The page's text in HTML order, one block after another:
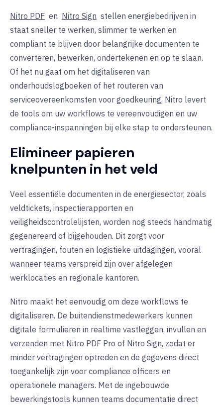
Nitro PDF en Nitro Sign stellen energiebedrijven in
staat sneller te werken, slimmer te werken en
compliant te blijven door belangrijke documenten te
converteren, bewerken, ondertekenen en op te slaan.
Of het nu gaat om het digitaliseren van
onderhoudslogboeken of het routeren van
serviceovereenkomsten voor goedkeuring, Nitro levert
de tools om uw workflows te vereenvoudigen en uw
compliance-inspanningen bij elke stap te ondersteunen.
Elimineer papieren
knelpunten in het veld
Veel essentiële documenten in de energiesector, zoals
veldtickets, inspectierapporten en
veiligheidscontrolelijsten, worden nog steeds handmatig
gegenereerd of bijgehouden. Dit zorgt voor
vertragingen, fouten en logistieke uitdagingen, vooral
wanneer teams verspreid zijn over afgelegen
werklocaties en regionale kantoren.
Nitro maakt het eenvoudig om deze workflows te
digitaliseren. De buitendienstmedewerkers kunnen
digitale formulieren in realtime vastleggen, invullen en
verzenden met Nitro PDF Pro of Nitro Sign, zodat er
minder vertragingen optreden en de gegevens direct
toegankelijk zijn voor compliance officers en
operationele managers. Met de ingebouwde
bewerkingstools kunnen teams documentatie direct